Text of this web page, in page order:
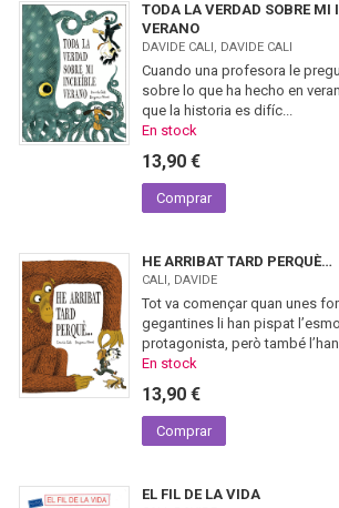
TODA LA VERDAD SOBRE MI
VERANO
DAVIDE CALI, DAVIDE CALI
Cuando una profesora le
sobre lo que ha hecho en
que la historia es difíc...
En stock
13,90 €
Comprar
HE ARRIBAT TARD PERQUÈ…
CALI, DAVIDE
Tot va començar quan unes
gegantines li han pispat
protagonista, però també
En stock
13,90 €
Comprar
EL FIL DE LA VIDA